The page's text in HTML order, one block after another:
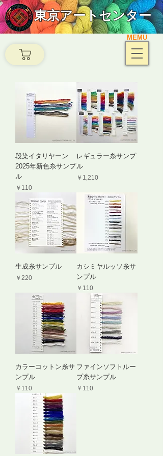
東京アートセンター
MEMU
段染イタリヤーン
2025年新色糸サンプ
ル
価格
￥110
レギュラー糸サンプ
ル
価格
￥1,210
生成糸サンプル
価格
￥220
カシミヤルッソ糸サ
ンプル
価格
￥110
カラーコットン糸サ
ンプル
価格
￥110
ファインソフトルー
プ糸サンプル
価格
￥110